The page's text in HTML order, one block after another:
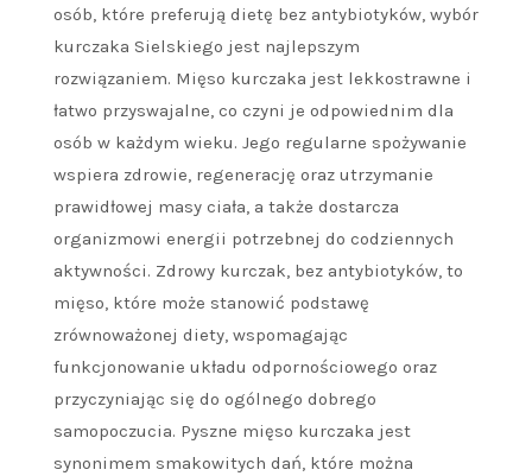
osób, które preferują dietę bez antybiotyków, wybór
kurczaka Sielskiego jest najlepszym
rozwiązaniem. Mięso kurczaka jest lekkostrawne i
łatwo przyswajalne, co czyni je odpowiednim dla
osób w każdym wieku. Jego regularne spożywanie
wspiera zdrowie, regenerację oraz utrzymanie
prawidłowej masy ciała, a także dostarcza
organizmowi energii potrzebnej do codziennych
aktywności. Zdrowy kurczak, bez antybiotyków, to
mięso, które może stanowić podstawę
zrównoważonej diety, wspomagając
funkcjonowanie układu odpornościowego oraz
przyczyniając się do ogólnego dobrego
samopoczucia. Pyszne mięso kurczaka jest
synonimem smakowitych dań, które można